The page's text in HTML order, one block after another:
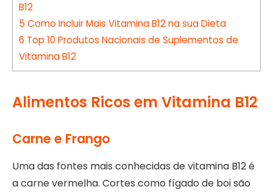
B12
5 Como Incluir Mais Vitamina B12 na sua Dieta
6 Top 10 Produtos Nacionais de Suplementos de
Vitamina B12
Alimentos Ricos em Vitamina B12
Carne e Frango
Uma das fontes mais conhecidas de vitamina B12 é
a carne vermelha. Cortes como fígado de boi são